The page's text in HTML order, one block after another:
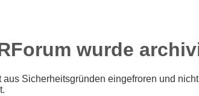
wurde
aus Sicherheitsgründen eingefroren und